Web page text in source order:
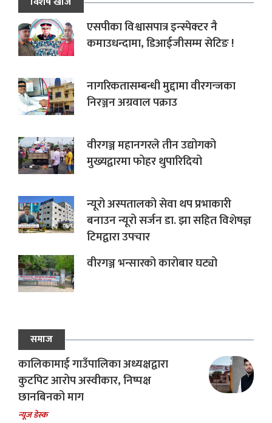
एसपीका विश्वासपात्र इन्स्पेक्टर नै
कमाउधन्दामा, डिआईजीसम्म सेटिङ !
नागरिकतासम्बन्धी मुद्दामा वीरगन्जका
निरञ्जन अग्रवाल पक्राउ
वीरगञ्ज महानगरले तीन उद्योगको
मुख्यद्वारमा फोहर थुपारिदियो
न्यूरो अस्पतालको सेवा थप प्रभाकारी
बनाउन न्यूरो सर्जन डा. झा सहित विशेषज्ञ
टिमद्वारा उपचार
वीरगञ्ज भन्सारको कारोबार घट्यो
समाज
कालिकामाई गाउँपालिका अध्यक्षद्वारा
कुटपिट आरोप अस्वीकार, निष्पक्ष
छानबिनको माग
न्यूज डेस्क